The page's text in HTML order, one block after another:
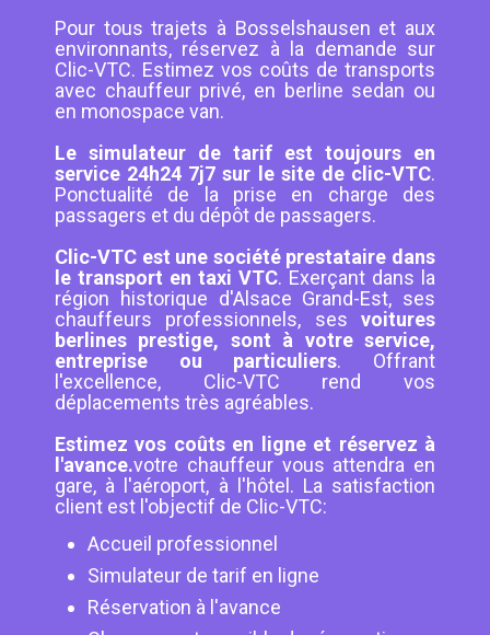
Pour tous trajets à Bosselshausen et aux
environnants, réservez à la demande sur
Clic-VTC. Estimez vos coûts de transports
avec chauffeur privé, en berline sedan ou
en monospace van.
Le simulateur de tarif est toujours en
service 24h24 7j7 sur le site de clic-VTC.
Ponctualité de la prise en charge des
passagers et du dépôt de passagers.
Clic-VTC est une société prestataire dans
le transport en taxi VTC. Exerçant dans la
région historique d'Alsace Grand-Est, ses
chauffeurs professionnels, ses voitures
berlines prestige, sont à votre service,
entreprise ou particuliers. Offrant
l'excellence, Clic-VTC rend vos
déplacements très agréables.
Estimez vos coûts en ligne et réservez à
l'avance.votre chauffeur vous attendra en
gare, à l'aéroport, à l'hôtel. La satisfaction
client est l'objectif de Clic-VTC:
Accueil professionnel
Simulateur de tarif en ligne
Réservation à l'avance